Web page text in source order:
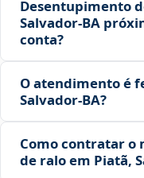
Desentupimento
Salvador‑BA
conta?
O atendimento é
Salvador‑BA?
Como contratar
de ralo em Piatã,